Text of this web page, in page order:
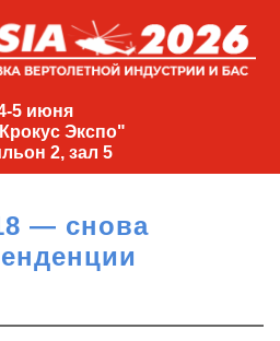
5 июня
Экспо"
2, зал 5
— снова